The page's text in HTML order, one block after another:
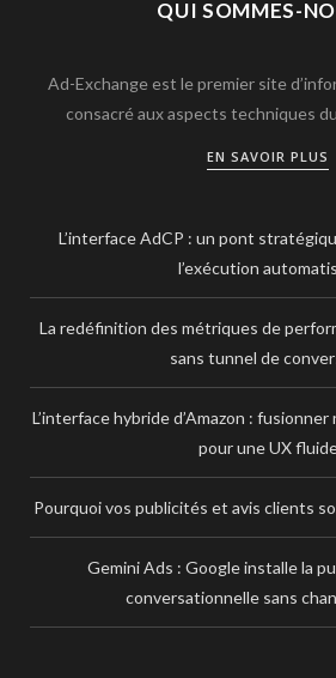
QUI SOMMES-
Ad-Exchange est le premier site
consacré aux aspects techniques
EN SAVOIR PLUS
L’interface AdCP : un pont
l’exécution
La redéfinition des métriques de
sans tunnel de
L’interface hybride d’Amazon :
pour une UX
Pourquoi vos publicités et avis clients
Gemini Ads : Google installe la
conversationnelle sans